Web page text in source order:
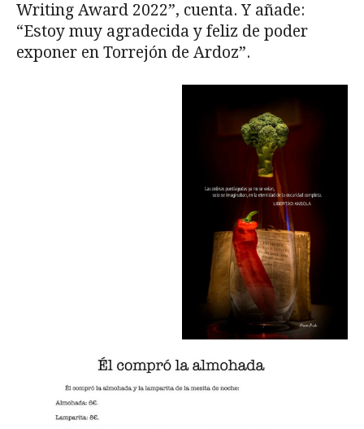
Writing Award 2022”, cuenta. Y añade:
“Estoy muy agradecida y feliz de poder
exponer en Torrejón de Ardoz”.